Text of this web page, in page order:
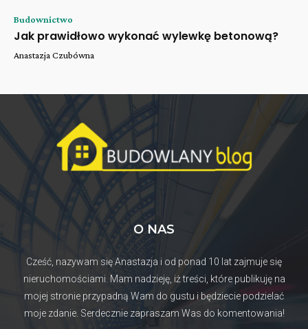
Budownictwo
Jak prawidłowo wykonać wylewkę betonową?
Anastazja Czubówna
O NAS
Cześć, nazywam się Anastazja i od ponad 10 lat zajmuje się
nieruchomościami. Mam nadzieję, iż treści, które publikuję na
mojej stronie przypadną Wam do gustu i będziecie podzielać
moje zdanie. Serdecznie zapraszam Was do komentowania!